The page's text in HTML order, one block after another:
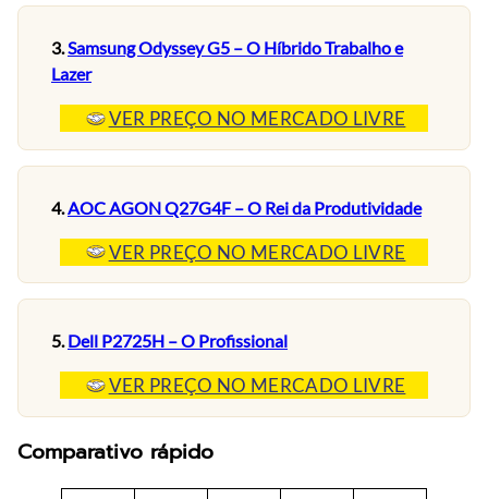
3.Samsung Odyssey G5 – O Híbrido Trabalho e
Lazer
VER PREÇO NO MERCADO LIVRE
4. AOC AGON Q27G4F – O Rei da Produtividade
VER PREÇO NO MERCADO LIVRE
5.Dell P2725H – O Profissional
VER PREÇO NO MERCADO LIVRE
Comparativo rápido